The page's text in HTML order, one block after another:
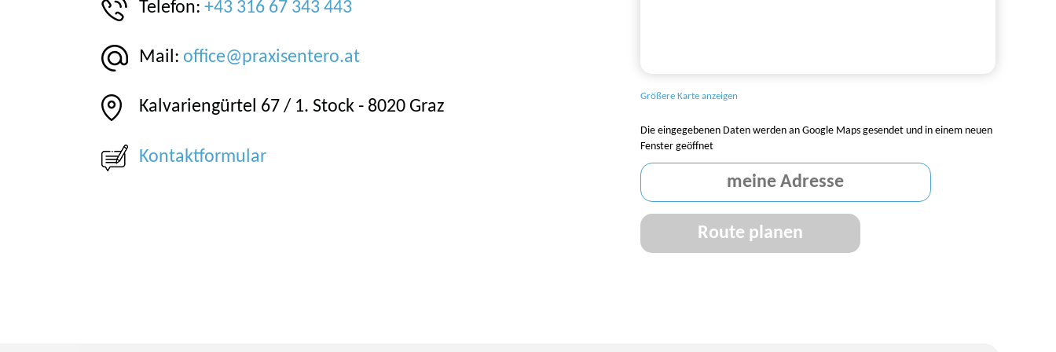
Telefon: +43 316 67 343 443
Mail: office@praxisentero.at
Kalvariengürtel 67 / 1. Stock - 8020 Graz
Kontaktformular
Größere Karte anzeigen
Die eingegebenen Daten werden an Google Maps gesendet und in einem neuen
Fenster geöffnet